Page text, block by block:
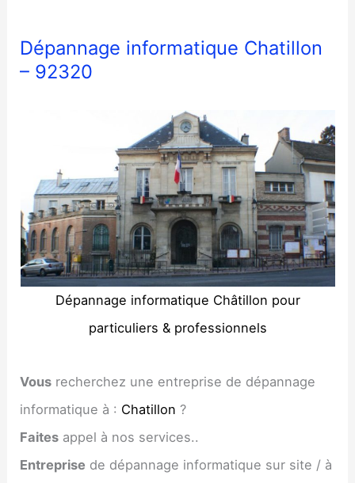
Dépannage informatique Chatillon
– 92320
Dépannage informatique Châtillon pour
particuliers & professionnels
Vous recherchez une entreprise de dépannage
informatique à : Chatillon ?
Faites appel à nos services..
Entreprise de dépannage informatique sur site / à